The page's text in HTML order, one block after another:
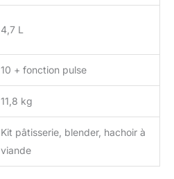
4,7 L
10 + fonction pulse
11,8 kg
Kit pâtisserie, blender, hachoir à
viande